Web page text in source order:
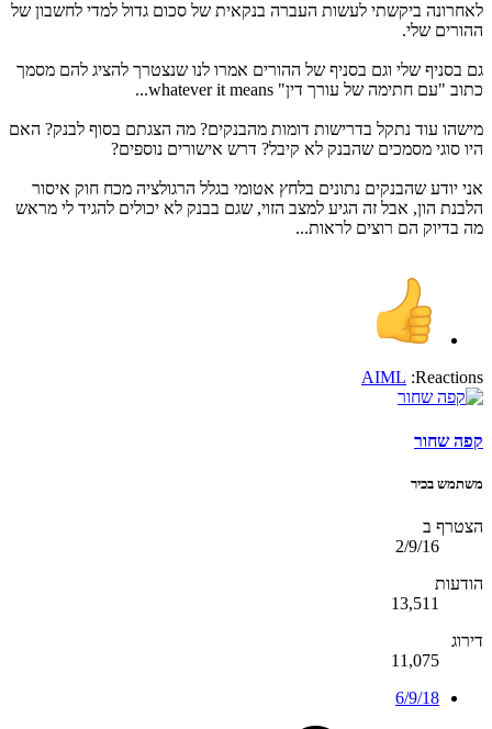
לאחרונה ביקשתי לעשות העברה בנקאית של סכום גדול למדי לחשבון של
ההורים שלי.
גם בסניף שלי וגם בסניף של ההורים אמרו לנו שנצטרך להציג להם מסמך
כתוב "עם חתימה של עורך דין" whatever it means...
מישהו עוד נתקל בדרישות דומות מהבנקים? מה הצגתם בסוף לבנק? האם
היו סוגי מסמכים שהבנק לא קיבל? דרש אישורים נוספים?
אני יודע שהבנקים נתונים בלחץ אטומי בגלל הרגולציה מכח חוק איסור
הלבנת הון, אבל זה הגיע למצב הזוי, שגם בבנק לא יכולים להגיד לי מראש
מה בדיוק הם רוצים לראות...
Reactions:
AIML
קפה שחור
משתמש בכיר
הצטרף ב
2/9/16
הודעות
13,511
דירוג
11,075
6/9/18